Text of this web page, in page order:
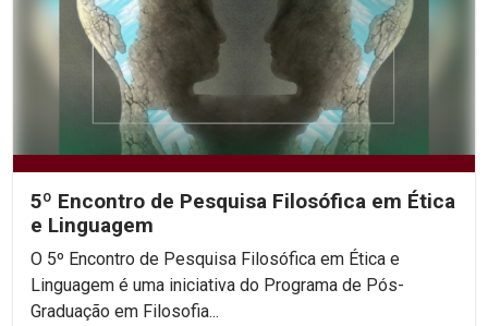
5º Encontro de Pesquisa Filosófica em Ética
e Linguagem
O 5º Encontro de Pesquisa Filosófica em Ética e
Linguagem é uma iniciativa do Programa de Pós-
Graduação em Filosofia...